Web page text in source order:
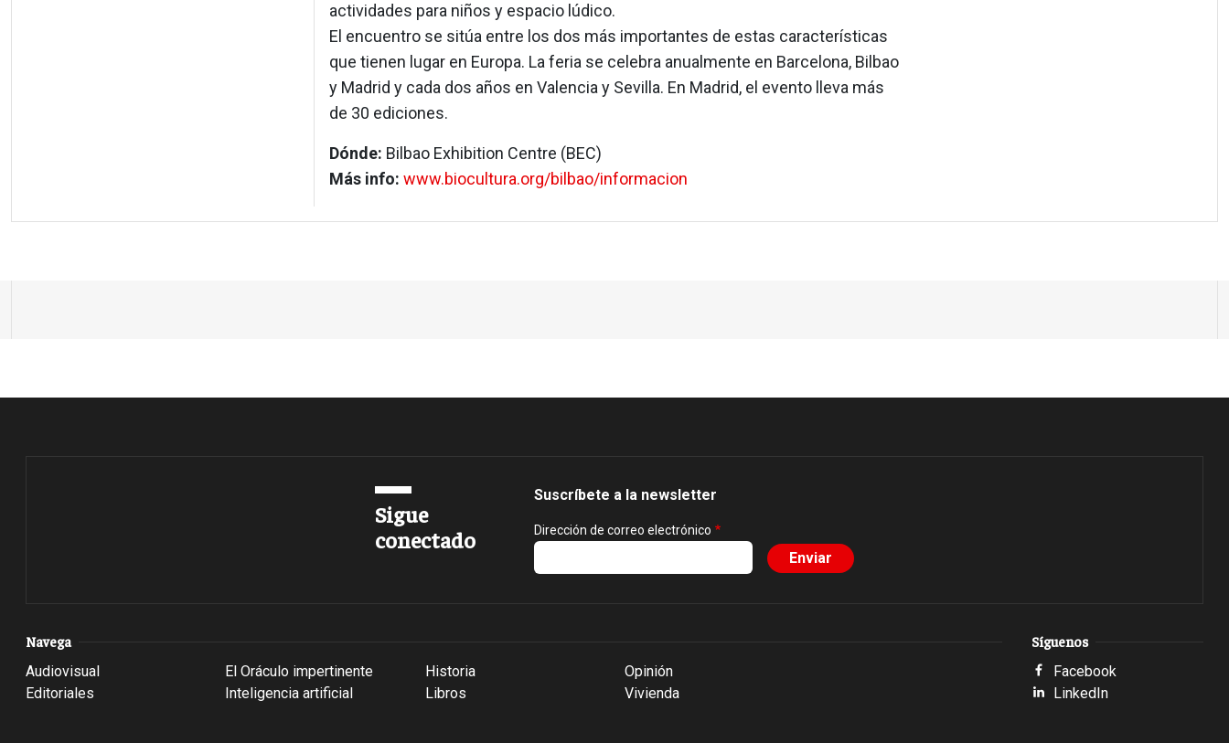
actividades para niños y espacio lúdico.
El encuentro se sitúa entre los dos más importantes de estas características
que tienen lugar en Europa. La feria se celebra anualmente en Barcelona, Bilbao
y Madrid y cada dos años en Valencia y Sevilla. En Madrid, el evento lleva más
de 30 ediciones.
Dónde: Bilbao Exhibition Centre (BEC)
Más info: www.biocultura.org/bilbao/informacion
Sigue
conectado
Suscríbete a la newsletter
Dirección de correo electrónico
Navega
Audiovisual
Editoriales
El Oráculo impertinente
Inteligencia artificial
Historia
Libros
Opinión
Vivienda
Síguenos
Facebook
LinkedIn